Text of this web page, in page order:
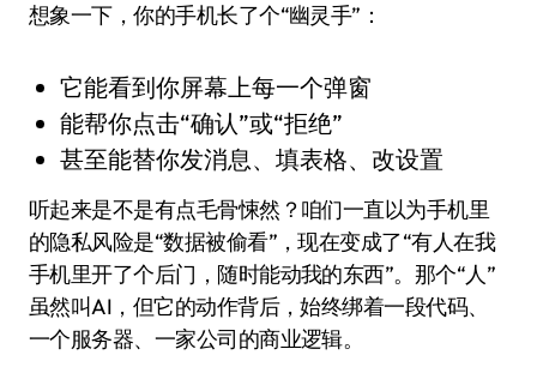
想象一下，你的手机长了个“幽灵手”：
它能看到你屏幕上每一个弹窗
能帮你点击“确认”或“拒绝”
甚至能替你发消息、填表格、改设置
听起来是不是有点毛骨悚然？咱们一直以为手机里
的隐私风险是“数据被偷看”，现在变成了“有人在我
手机里开了个后门，随时能动我的东西”。那个“人”
虽然叫AI，但它的动作背后，始终绑着一段代码、
一个服务器、一家公司的商业逻辑。